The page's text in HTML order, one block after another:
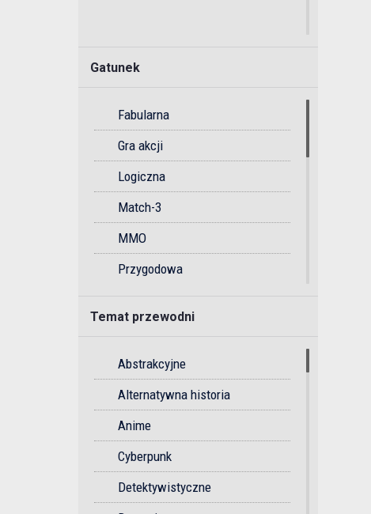
Gatunek
Fabularna
Gra akcji
Logiczna
Match-3
MMO
Przygodowa
Soulslike
Sportowa
Strategiczna
Strzelanka
Survival
Temat przewodni
Abstrakcyjne
Alternatywna historia
Anime
Cyberpunk
Detektywistyczne